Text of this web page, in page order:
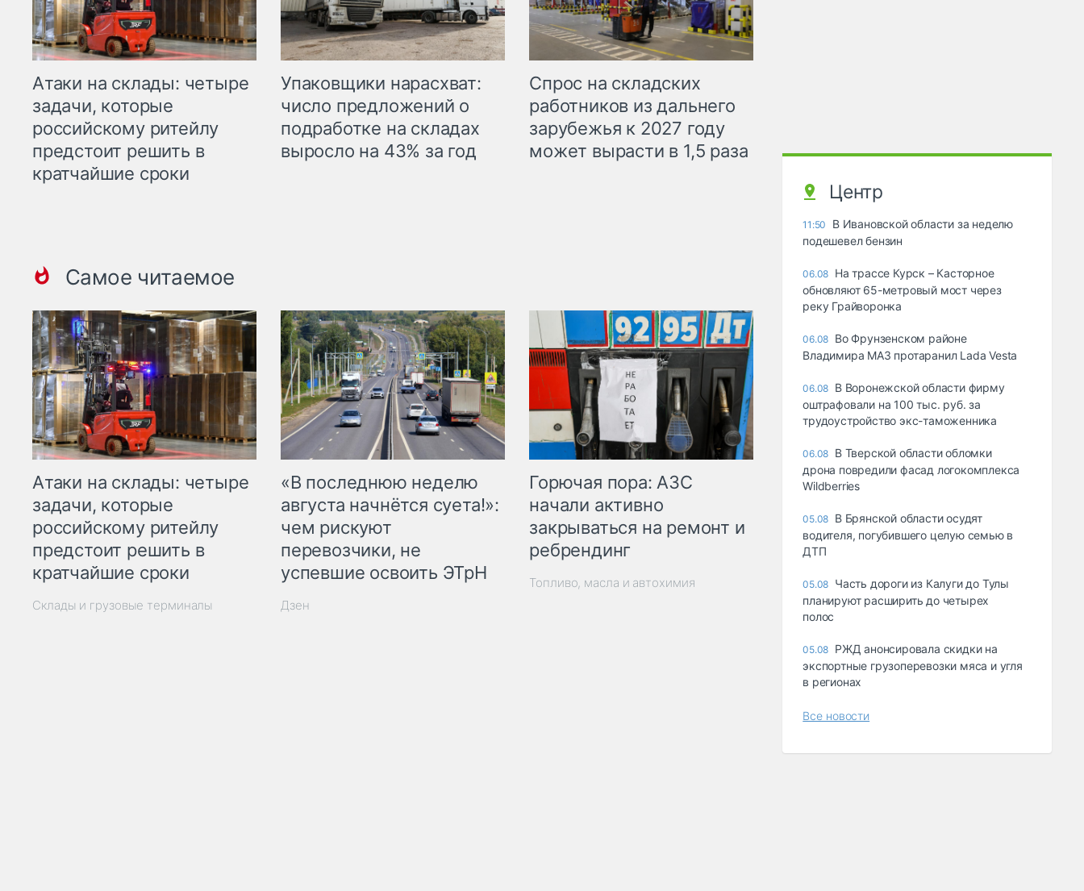
Атаки на склады: четыре
задачи, которые
российскому ритейлу
предстоит решить в
кратчайшие сроки
Упаковщики нарасхват:
число предложений о
подработке на складах
выросло на 43% за год
Спрос на складских
работников из дальнего
зарубежья к 2027 году
может вырасти в 1,5 раза
Самое читаемое
Атаки на склады: четыре
задачи, которые
российскому ритейлу
предстоит решить в
кратчайшие сроки
Склады и грузовые терминалы
«В последнюю неделю
августа начнётся суета!»:
чем рискуют
перевозчики, не
успевшие освоить ЭТрН
Дзен
Горючая пора: АЗС
начали активно
закрываться на ремонт и
ребрендинг
Топливо, масла и автохимия
Центр
11:50
В Ивановской области за неделю
подешевел бензин
06.08 На трассе Курск – Касторное
обновляют 65-метровый мост через
реку Грайворонка
06.08 Во Фрунзенском районе
Владимира МАЗ протаранил Lada Vesta
06.08 В Воронежской области фирму
оштрафовали на 100 тыс. руб. за
трудоустройство экс-таможенника
06.08 В Тверской области обломки
дрона повредили фасад логокомплекса
Wildberries
05.08 В Брянской области осудят
водителя, погубившего целую семью в
ДТП
05.08 Часть дороги из Калуги до Тулы
планируют расширить до четырех
полос
05.08 РЖД анонсировала скидки на
экспортные грузоперевозки мяса и угля
в регионах
Все новости